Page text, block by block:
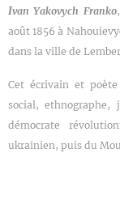
Ivan Yakovych Franko
août 1856 à
dans la ville de
Cet écrivain et
social,
démocrate
ukrainien, puis du